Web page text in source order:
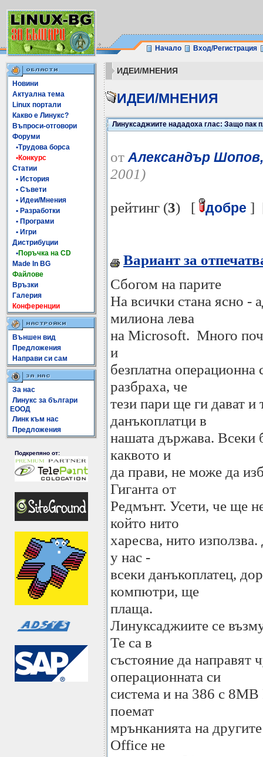
Начало Вход/Регистрация
Новини
Актуална тема
Linux портали
Какво е Линукс?
Въпроси-отговори
Форуми
•Трудова борса
•Конкурс
Статии
• История
• Съвети
• Идеи/Мнения
• Разработки
• Програми
• Игри
Дистрибуции
•Поръчка на CD
Made In BG
Файлове
Връзки
Галерия
Конференции
Външен вид
Предложения
Направи си сам
За нас
Линукс за българи
ЕООД
Линк към нас
Предложения
Подкрепяно от:
ИДЕИ/МНЕНИЯ
ИДЕИ/МНЕНИЯ
Линуксаджиите нададоха глас: Защо пак
от Александър
2001)
рейтинг (3) [ добре ]
Вариант за
Сбогом на парите
На всички стана ясно -
милиона лева
на Microsoft. Много
и
безплатна операционна
разбраха, че
тези пари ще ги дават и
данъкоплатци в
нашата държава. Всеки
каквото и
да прави, не може да
Гиганта от
Редмънт. Усети, че ще
който нито
харесва, нито
у нас -
всеки данъкоплатец,
компютри, ще
плаща.
Линуксаджиите се
Те са в
състояние да направят
операционната си
система и на 386 с
поемат
мрънканията на
Office не